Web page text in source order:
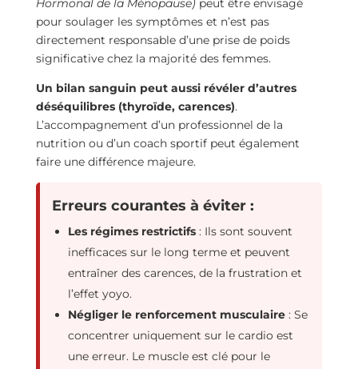
Hormonal de la Ménopause)peut être envisagé
pour soulager les symptômes et n’est pas
directement responsable d’une prise de poids
significative chez la majorité des femmes.
Un bilan sanguin peut aussi révéler d’autres
déséquilibres (thyroïde, carences).
L’accompagnement d’un professionnel de la
nutrition ou d’un coach sportif peut également
faire une différence majeure.
Erreurs courantes à éviter :
Les régimes restrictifs: Ils sont souvent
inefficaces sur le long terme et peuvent
entraîner des carences, de la frustration et
l’effet yoyo.
Négliger le renforcement musculaire: Se
concentrer uniquement sur le cardio est
une erreur. Le muscle est clé pour le